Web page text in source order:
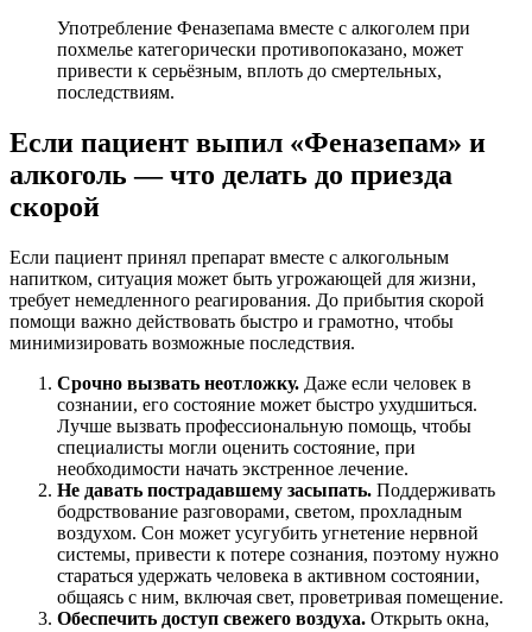
Употребление Феназепама вместе с алкоголем при
похмелье категорически противопоказано, может
привести к серьёзным, вплоть до смертельных,
последствиям.
Если пациент выпил «Феназепам» и
алкоголь ― что делать до приезда
скорой
Если пациент принял препарат вместе с алкогольным
напитком, ситуация может быть угрожающей для жизни,
требует немедленного реагирования. До прибытия скорой
помощи важно действовать быстро и грамотно, чтобы
минимизировать возможные последствия.
Срочно вызвать неотложку. Даже если человек в
сознании, его состояние может быстро ухудшиться.
Лучше вызвать профессиональную помощь, чтобы
специалисты могли оценить состояние, при
необходимости начать экстренное лечение.
Не давать пострадавшему засыпать. Поддерживать
бодрствование разговорами, светом, прохладным
воздухом. Сон может усугубить угнетение нервной
системы, привести к потере сознания, поэтому нужно
стараться удержать человека в активном состоянии,
общаясь с ним, включая свет, проветривая помещение.
Обеспечить доступ свежего воздуха. Открыть окна,